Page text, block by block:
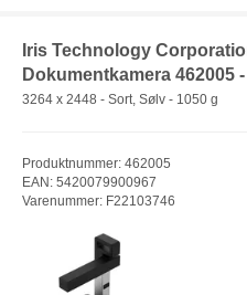
Iris Technology
Dokumentkamera 462005
3264 x 2448 - Sort, Sølv - 1050 g
Produktnummer: 462005
EAN: 5420079900967
Varenummer: F22103746